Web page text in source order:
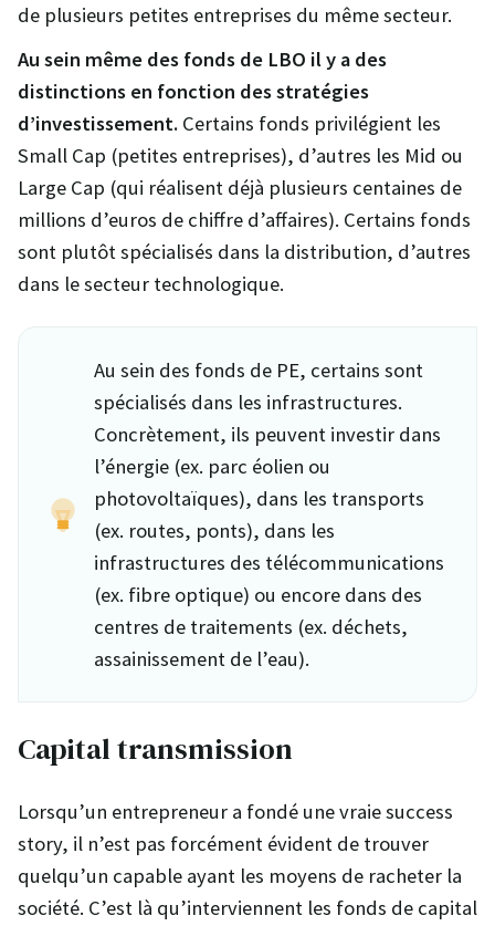
de plusieurs petites entreprises du même secteur.
Au sein même des fonds de LBO il y a des
distinctions en fonction des stratégies
d’investissement. Certains fonds privilégient les
Small Cap (petites entreprises), d’autres les Mid ou
Large Cap (qui réalisent déjà plusieurs centaines de
millions d’euros de chiffre d’affaires). Certains fonds
sont plutôt spécialisés dans la distribution, d’autres
dans le secteur technologique.
Au sein des fonds de PE, certains sont
spécialisés dans les infrastructures.
Concrètement, ils peuvent investir dans
l’énergie (ex. parc éolien ou
photovoltaïques), dans les transports
(ex. routes, ponts), dans les
infrastructures des télécommunications
(ex. fibre optique) ou encore dans des
centres de traitements (ex. déchets,
assainissement de l’eau).
Capital transmission
Lorsqu’un entrepreneur a fondé une vraie success
story, il n’est pas forcément évident de trouver
quelqu’un capable ayant les moyens de racheter la
société. C’est là qu’interviennent les fonds de capital